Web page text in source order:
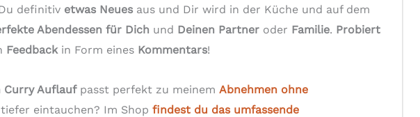
definitiv etwas Neues aus und Dir wird in der Küche und auf dem
Abendessen für Dich und Deinen Partner oder Familie. Probiert
Feedbackin Form eines Kommentars!
Curry Auflaufpasst perfekt zu meinem Abnehmen ohne
eintauchen? Im Shop findest du das umfassende